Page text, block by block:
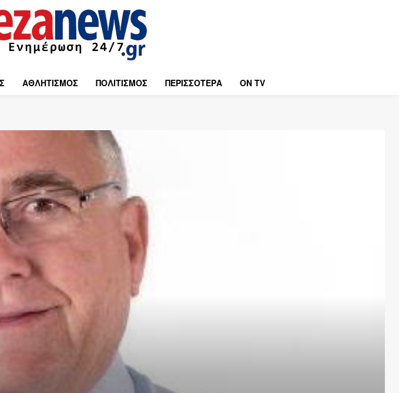
ΑΘΛΗΤΙΣΜΟΣ ΠΟΛΙΤΙΣΜΟΣ ΠΕΡΙΣΣΟΤΕΡΑ ON TV